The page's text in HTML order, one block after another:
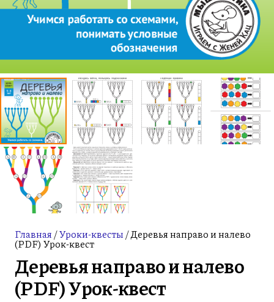
Главная/Уроки-квесты / Деревья направо и налево
(PDF) Урок-квест
Деревья направо и налево
(PDF) Урок-квест